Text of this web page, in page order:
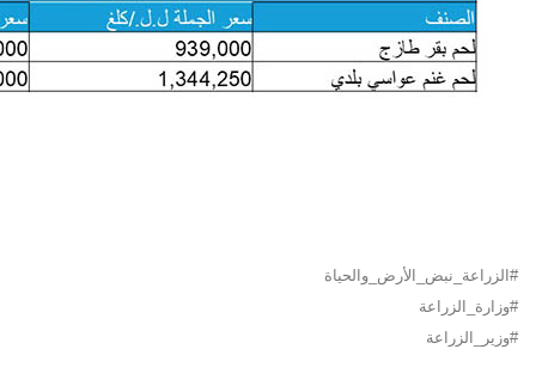
#الزراعة_نبض_الأرض_والحياة
#وزارة_الزراعة
#وزير_الزراعة